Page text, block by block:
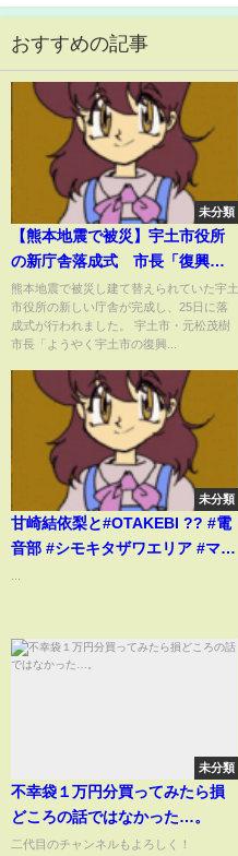
おすすめの記事
未分類
【熊本地震で被災】宇土市役所
の新庁舎落成式 市長「復興の
シンボル」
熊本地震で被災し建て替えられていた宇土
市役所の新しい庁舎が完成し、25日に落
成式が行われました。 宇土市・元松茂樹
市長「ようやく宇土市の復興...
未分類
甘崎結依梨と#OTAKEBI ?? #電
音部 #シモキタザワエリア #マス
未分類
不幸袋１万円分買ってみたら損
どころの話ではなかった…。
二代目のチャンネルもよろしく！